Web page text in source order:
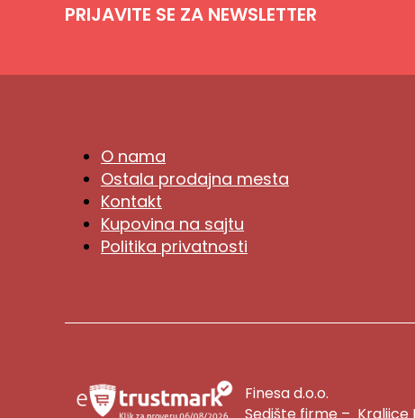
PRIJAVITE SE ZA NEWSLETTER
O nama
Ostala prodajna mesta
Kontakt
Kupovina na sajtu
Politika privatnosti
Finesa d.o.o.